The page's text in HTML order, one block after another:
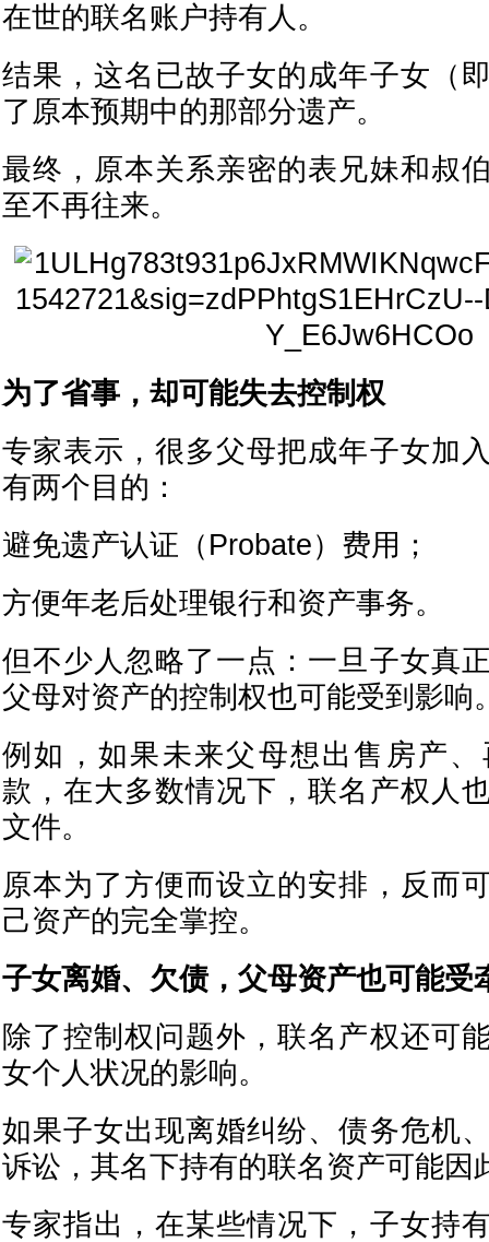
在世的联名账户持有人。
结果，这名已故子女的成年子女（
了原本预期中的那部分遗产。
最终，原本关系亲密的表兄妹和叔
至不再往来。
为了省事，却可能失去控制权
专家表示，很多父母把成年子女加
有两个目的：
避免遗产认证（Probate）费用；
方便年老后处理银行和资产事务。
但不少人忽略了一点：一旦子女真
父母对资产的控制权也可能受到影响
例如，如果未来父母想出售房产
款，在大多数情况下，联名产权人
文件。
原本为了方便而设立的安排，反而
己资产的完全掌控。
子女离婚、欠债，父母资产也可能受
除了控制权问题外，联名产权还可
女个人状况的影响。
如果子女出现离婚纠纷、债务危机
诉讼，其名下持有的联名资产可能因
专家指出，在某些情况下，子女持